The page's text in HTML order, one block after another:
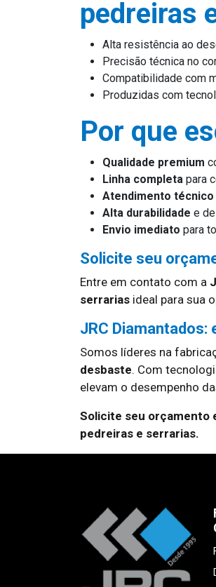
pedreiras
Alta resistência ao
Precisão técnica no
Compatibilidade com
Produzidas com
Por que
Qualidade premium
Linha completa para
Atendimento
Alta durabilidade e
Envio imediato para
Solicite seu
Entre em contato com a
serrarias ideal para sua
JRC
Somos líderes na
desbaste. Com
elevam o desempenho
Solicite seu orçamento
pedreiras e serrarias.